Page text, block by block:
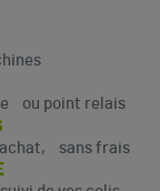
ou point relais
sans frais